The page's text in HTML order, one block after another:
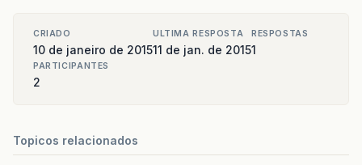
CRIADO
10 de janeiro de 2015
ULTIMA RESPOSTA
11 de jan. de 2015
RESPOSTAS
1
PARTICIPANTES
2
Topicos relacionados